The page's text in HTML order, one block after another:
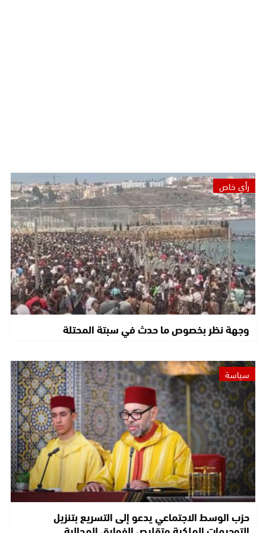
رأي خاص
وجهة نظر بخصوص ما حدث في سبتة المحتلة
سياسة
حزب الوسط الاجتماعي يدعو إلى التسريع بتنزيل